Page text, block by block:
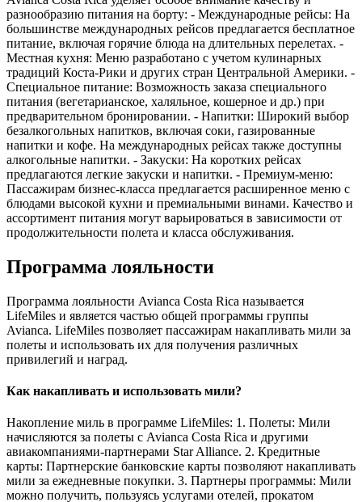
разнообразию питания на борту: - Международные рейсы: На
большинстве международных рейсов предлагается бесплатное
питание, включая горячие блюда на длительных перелетах. -
Местная кухня: Меню разработано с учетом кулинарных
традиций Коста-Рики и других стран Центральной Америки. -
Специальное питание: Возможность заказа специального
питания (вегетарианское, халяльное, кошерное и др.) при
предварительном бронировании. - Напитки: Широкий выбор
безалкогольных напитков, включая соки, газированные
напитки и кофе. На международных рейсах также доступны
алкогольные напитки. - Закуски: На коротких рейсах
предлагаются легкие закуски и напитки. - Премиум-меню:
Пассажирам бизнес-класса предлагается расширенное меню с
блюдами высокой кухни и премиальными винами. Качество и
ассортимент питания могут варьироваться в зависимости от
продолжительности полета и класса обслуживания.
Программа лояльности
Программа лояльности Avianca Costa Rica называется
LifeMiles и является частью общей программы группы
Avianca. LifeMiles позволяет пассажирам накапливать мили за
полеты и использовать их для получения различных
привилегий и наград.
Как накапливать и использовать мили?
Накопление миль в программе LifeMiles: 1. Полеты: Мили
начисляются за полеты с Avianca Costa Rica и другими
авиакомпаниями-партнерами Star Alliance. 2. Кредитные
карты: Партнерские банковские карты позволяют накапливать
мили за ежедневные покупки. 3. Партнеры программы: Мили
можно получить, пользуясь услугами отелей, прокатом